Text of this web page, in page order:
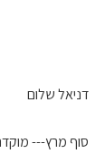
דניאל שלום
סוף מרץ---